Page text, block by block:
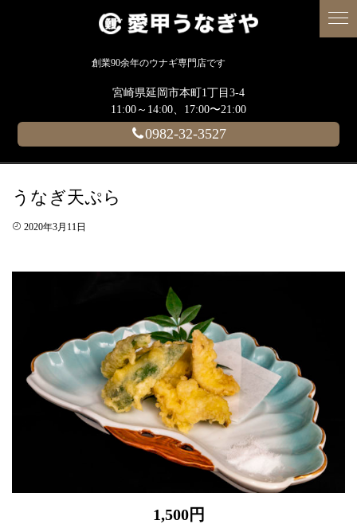
創業90余年のウナギ専門店です
宮崎県延岡市本町1丁目3-4
11:00～14:00、17:00〜21:00
0982-32-3527
うなぎ天ぷら
2020年3月11日
1,500円